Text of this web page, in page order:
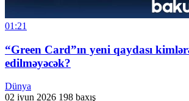
01:21
“Green Card”ın yeni qaydası
edilməyəcək?
Dünya
02 iyun 2026 198 baxış